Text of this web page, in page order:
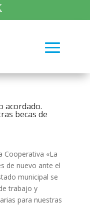
acordado.
becas de
Cooperativa «La
de nuevo ante el
municipal se
trabajo y
para nuestras